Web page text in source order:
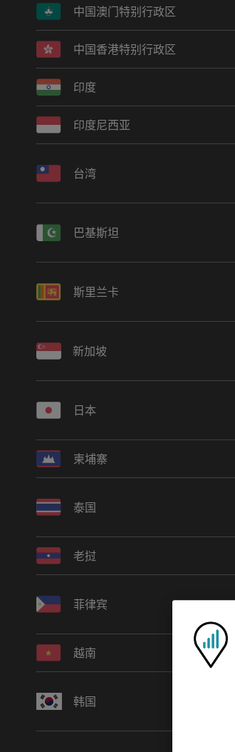
Ubigi logo
中国澳门特别行政区
中国香港特别行政区
印度
印度尼西亚
台湾
巴基斯坦
斯里兰卡
新加坡
日本
柬埔寨
泰国
老挝
菲律宾
越南
韩国